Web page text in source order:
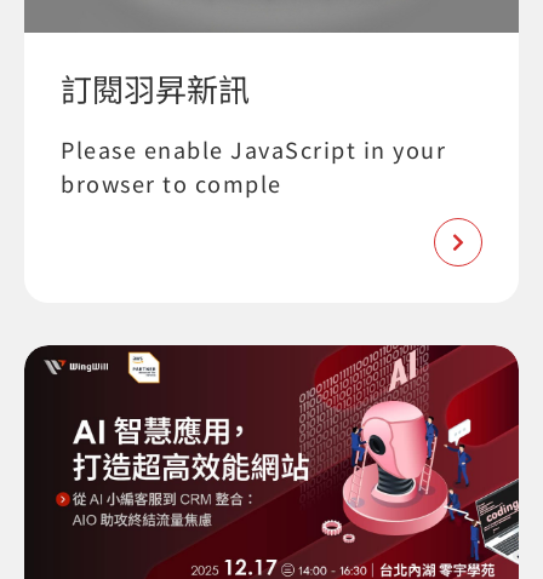
訂閱羽昇新訊
Please enable JavaScript in your
browser to comple